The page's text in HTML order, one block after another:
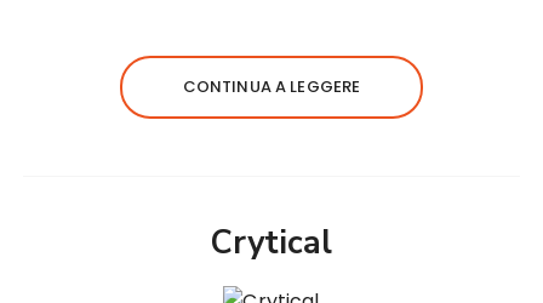
CONTINUA A LEGGERE
Crytical